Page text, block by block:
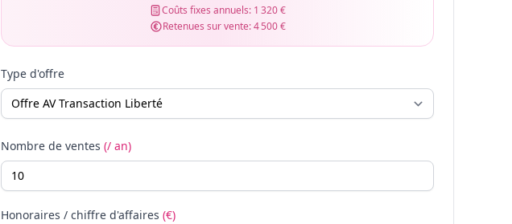
Coûts fixes annuels: 1 320 €
Retenues sur vente:4 500 €
Type d'offre
Nombre de ventes (/ an)
Honoraires / chiffre d'affaires (€)